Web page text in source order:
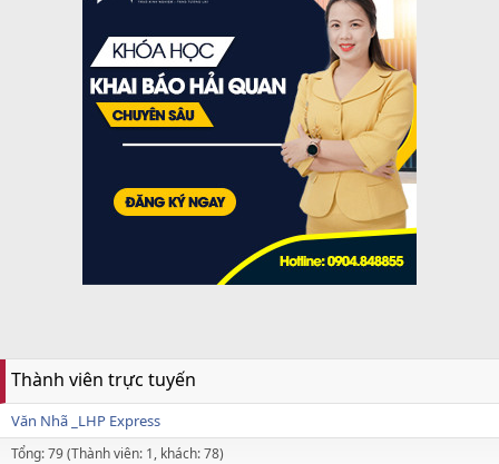
Thành viên trực tuyến
Văn Nhã _LHP Express
Tổng: 79 (Thành viên: 1, khách: 78)